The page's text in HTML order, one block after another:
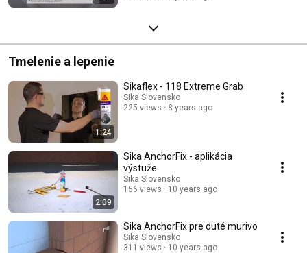
Tmelenie a lepenie
1:24
Sikaflex - 118 Extreme Grab
Sika Slovensko
225 views
8 years ago
2:09
Sika AnchorFix - aplikácia
výstuže
Sika Slovensko
156 views
10 years ago
Sika AnchorFix pre duté murivo
Sika Slovensko
311 views
10 years ago